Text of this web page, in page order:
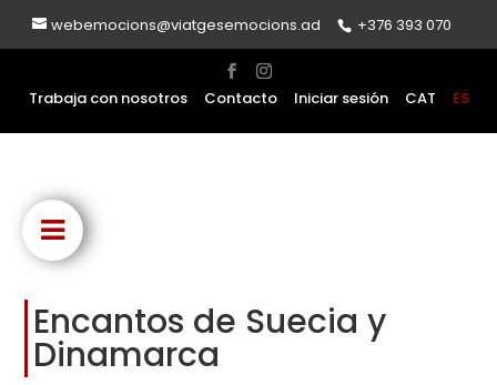
webemocions@viatgesemocions.ad +376 393 070
Trabaja con nosotros Contacto Iniciar sesión CAT ES
Encantos de Suecia y
Dinamarca